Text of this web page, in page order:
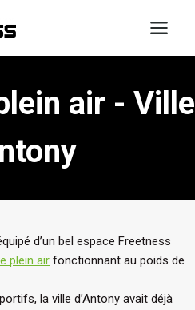
air - Ville
d’un bel espace Freetness
plein air fonctionnant au poids de
la ville d’Antony avait déjà